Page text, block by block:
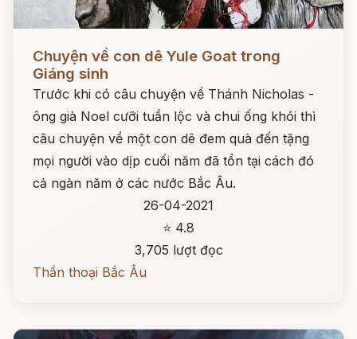
Chuyện về con dê Yule Goat trong
Giáng sinh
Trước khi có câu chuyện về Thánh Nicholas -
ông già Noel cưỡi tuần lộc và chui ống khói thì
câu chuyện về một con dê đem quà đến tặng
mọi người vào dịp cuối năm đã tồn tại cách đó
cả ngàn năm ở các nước Bắc Âu.
26-04-2021
⭐ 4.8
3,705 lượt đọc
Thần thoại Bắc Âu